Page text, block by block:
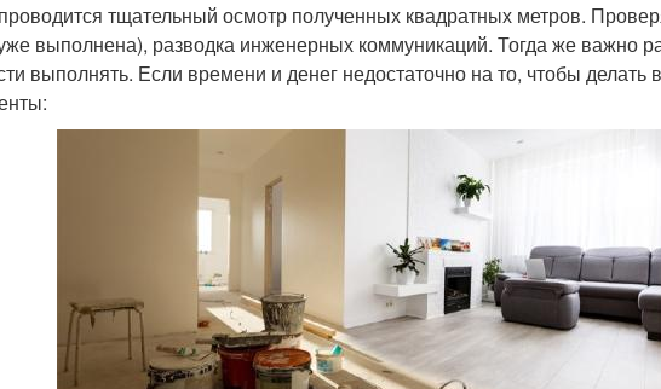
тщательный осмотр полученных квадратных метров.
выполнена), разводка инженерных коммуникаций. Тогда же важно
выполнять. Если времени и денег недостаточно на то, чтобы делать